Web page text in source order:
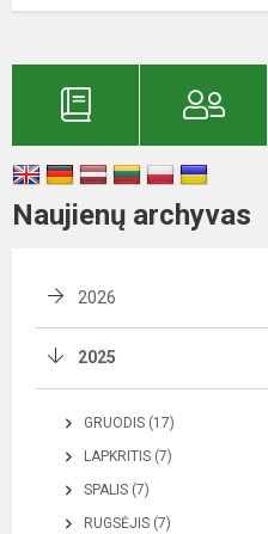
Naujienų archyvas
2026
2025
GRUODIS (17)
LAPKRITIS (7)
SPALIS (7)
RUGSĖJIS (7)